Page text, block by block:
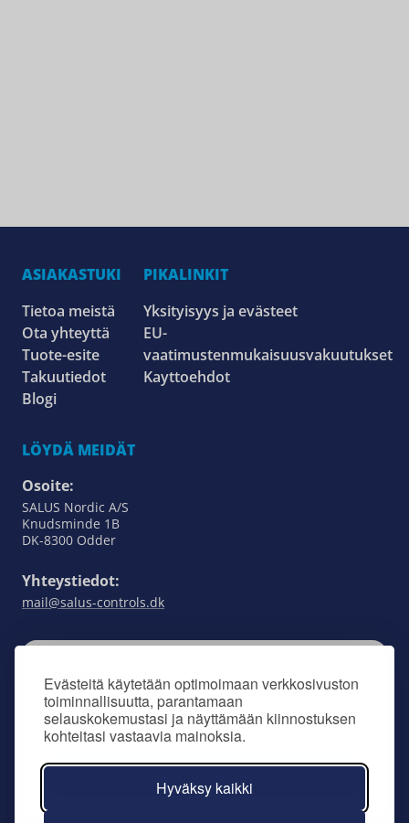
Evästeitä käytetään optimoimaan verkkosivuston
toiminnallisuutta, parantamaan
selauskokemustasi ja näyttämään kiinnostuksen
kohteitasi vastaavia mainoksia.
Hyväksy kaikki
ASIAKASTUKI
Tietoa meistä
Ota yhteyttä
Tuote-esite
Takuutiedot
Blogi
PIKALINKIT
Yksityisyys ja evästeet
EU-
vaatimustenmukaisuusvakuutukset
Kayttoehdot
LÖYDÄ MEIDÄT
Osoite:
SALUS Nordic A/S
Knudsminde 1B
DK-8300 Odder
Yhteystiedot:
mail@salus-controls.dk
Pysy ajan tasalla kaikesta SALUS Controlsista
tilaamalla uutiskirjeemme.